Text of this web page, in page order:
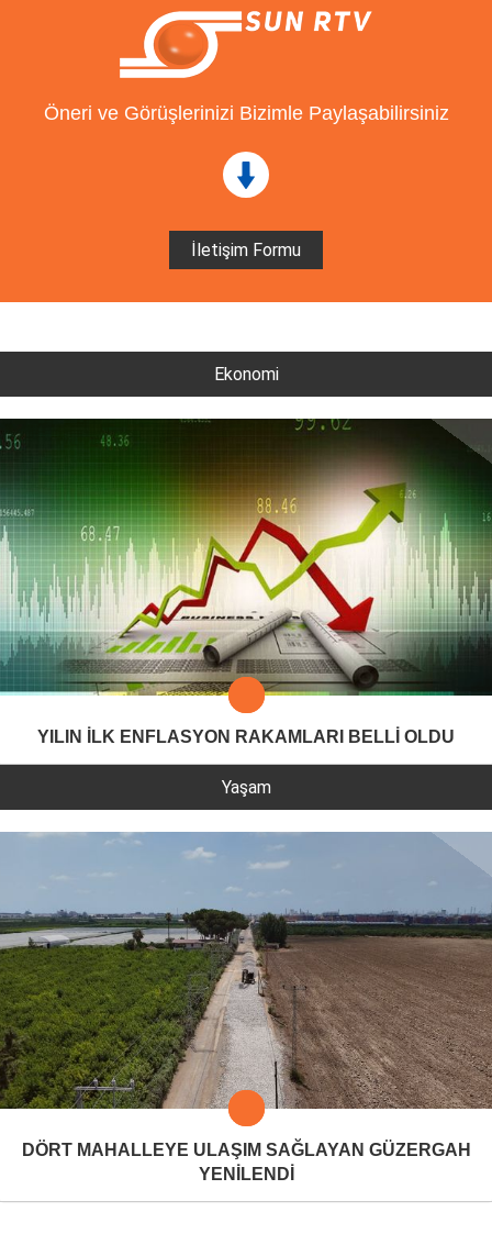
Öneri ve Görüşlerinizi Bizimle Paylaşabilirsiniz
İletişim Formu
Ekonomi
YILIN İLK ENFLASYON RAKAMLARI BELLİ OLDU
Yaşam
DÖRT MAHALLEYE ULAŞIM SAĞLAYAN GÜZERGAH
YENİLENDİ